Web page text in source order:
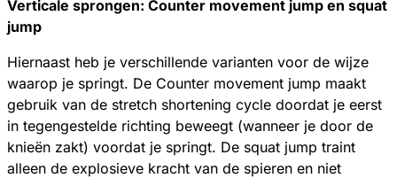
Verticale sprongen: Counter movement jump en squat
jump
Hiernaast heb je verschillende varianten voor de wijze
waarop je springt. De Counter movement jump maakt
gebruik van de stretch shortening cycle doordat je eerst
in tegengestelde richting beweegt (wanneer je door de
knieën zakt) voordat je springt. De squat jump traint
alleen de explosieve kracht van de spieren en niet